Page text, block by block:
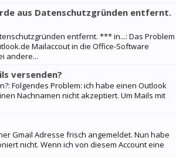
aus Datenschutzgründen entfernt.
entfernt. *** in...: Das Problem
Mailaccout in die Office-Software
andere...
versenden?
Folgendes Problem: ich habe einen Outlook
Nachnamen nicht akzeptiert. Um Mails mit
Gmail Adresse frisch angemeldet. Nun habe
nicht. Wenn ich von diesem Account eine